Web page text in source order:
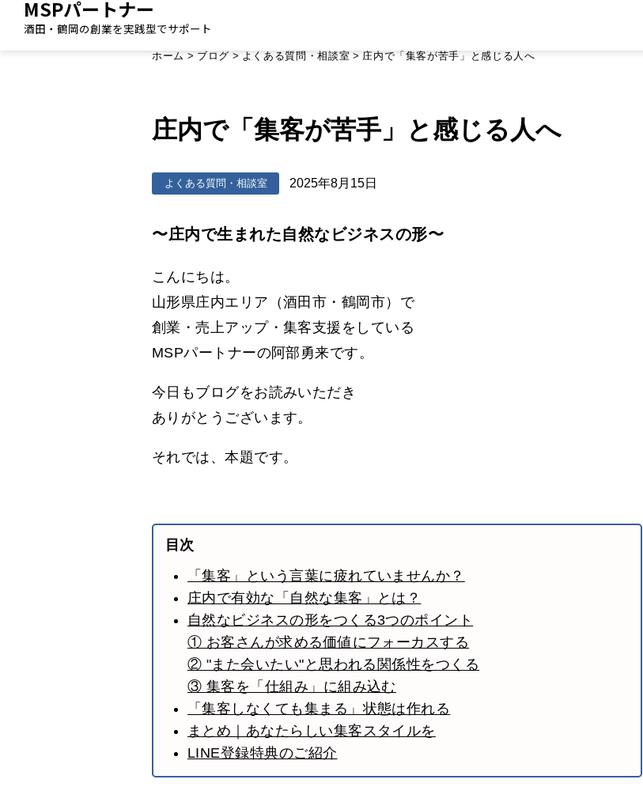
MSPパートナー
酒田・鶴岡の創業を実践型でサポート
ホーム > ブログ> よくある質問・相談室 > 庄内で「集客が苦手」と感じる人へ
庄内で「集客が苦手」と感じる人へ
よくある質問・相談室 2025年8月15日
〜庄内で生まれた自然なビジネスの形〜
こんにちは。
山形県庄内エリア（酒田市・鶴岡市）で
創業・売上アップ・集客支援をしている
MSPパートナーの阿部勇来です。
今日もブログをお読みいただき
ありがとうございます。
それでは、本題です。
目次
「集客」という言葉に疲れていませんか？
庄内で有効な「自然な集客」とは？
自然なビジネスの形をつくる3つのポイント
① お客さんが求める価値にフォーカスする
② "また会いたい"と思われる関係性をつくる
③ 集客を「仕組み」に組み込む
「集客しなくても集まる」状態は作れる
まとめ｜あなたらしい集客スタイルを
LINE登録特典のご紹介